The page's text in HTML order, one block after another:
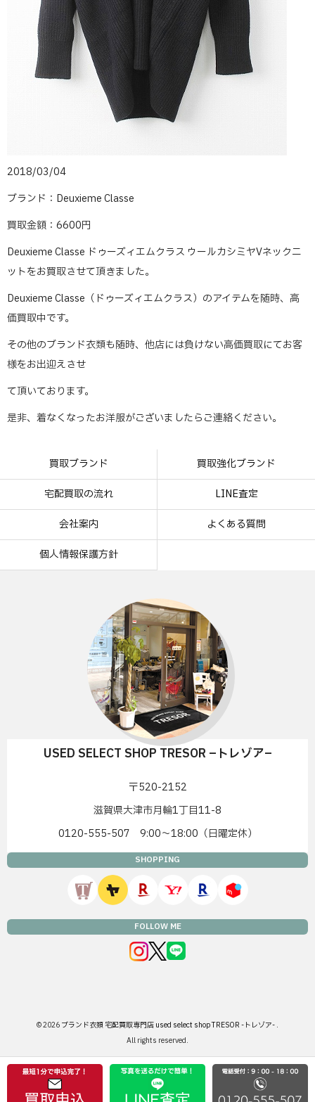
2018/03/04
ブランド：Deuxieme Classe
買取金額：6600円
Deuxieme Classe ドゥーズィエムクラス ウールカシミヤVネックニ
ットをお買取させて頂きました。
Deuxieme Classe（ドゥーズィエムクラス）のアイテムを随時、高
価買取中です。
その他のブランド衣類も随時、他店には負けない高価買取にてお客
様をお出迎えさせ
て頂いております。
是非、着なくなったお洋服がございましたらご連絡ください。
買取ブランド 買取強化ブランド
宅配買取の流れ LINE査定
会社案内 よくある質問
個人情報保護方針
USED SELECT SHOP TRESOR –トレゾア–
〒520-2152
滋賀県大津市月輪1丁目11-8
0120-555-507 9:00〜18:00（日曜定休）
SHOPPING
FOLLOW ME
© 2026 ブランド衣類 宅配買取専門店 used select shop TRESOR -トレゾア- .
All rights reserved.